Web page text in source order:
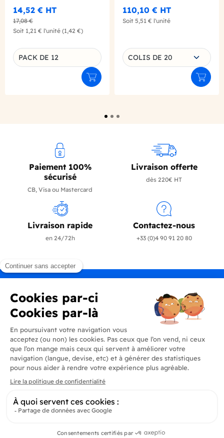
14,52 € HT
17,08 €
Soit 1,21 € l'unité (1,42 €)
Déclinaison du produit
PACK DE 12
Ajouter au panier
FRANCAIS
110,10 € HT
Soit 5,51 € l'unité
Choisissez une déclinaison
COLIS DE 20
Paiement 100%
sécurisé
CB, Visa ou Mastercard
Livraison offerte
dès 220€ HT
Livraison rapide
en 24/72h
Contactez-nous
+33 (0)4 90 91 20 80
Produits
En savoir plus